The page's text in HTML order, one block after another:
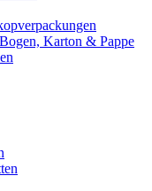
Karton & Pappe